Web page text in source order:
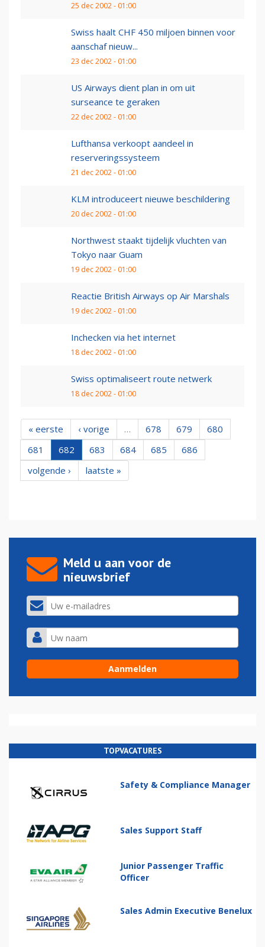
25 dec 2002 - 01:00
Swiss haalt CHF 450 miljoen binnen voor
aanschaf nieuw...
23 dec 2002 - 01:00
US Airways dient plan in om uit
surseance te geraken
22 dec 2002 - 01:00
Lufthansa verkoopt aandeel in
reserveringssysteem
21 dec 2002 - 01:00
KLM introduceert nieuwe beschildering
20 dec 2002 - 01:00
Northwest staakt tijdelijk vluchten van
Tokyo naar Guam
19 dec 2002 - 01:00
Reactie British Airways op Air Marshals
19 dec 2002 - 01:00
Inchecken via het internet
18 dec 2002 - 01:00
Swiss optimaliseert route netwerk
18 dec 2002 - 01:00
« eerste ‹ vorige … 678 679
680
681
682 683 684 685
686
volgende ›
laatste »
Meld u aan voor de
nieuwsbrief
TOPVACATURES
Safety & Compliance Manager
Sales Support Staff
Junior Passenger Traffic
Officer
Sales Admin Executive Benelux